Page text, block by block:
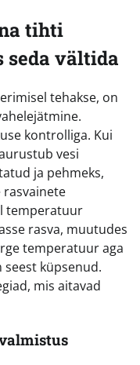
tihti
seda vältida
tehakse, on
kontrolliga. Kui
vesi
ja pehmeks,
rasvainete
temperatuur
rasva, muutudes
temperatuur aga
seest küpsenud.
mis aitavad